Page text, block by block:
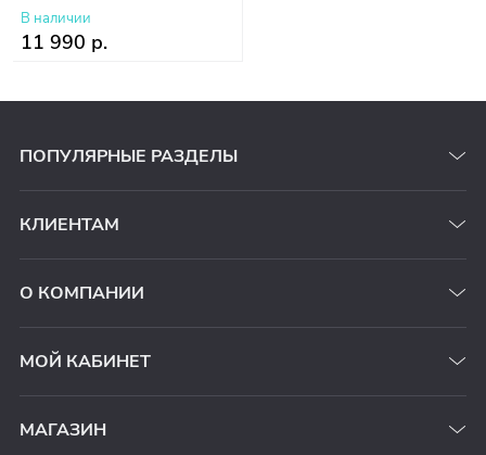
В наличии
11 990 р.
ПОПУЛЯРНЫЕ РАЗДЕЛЫ
КЛИЕНТАМ
О КОМПАНИИ
МОЙ КАБИНЕТ
МАГАЗИН